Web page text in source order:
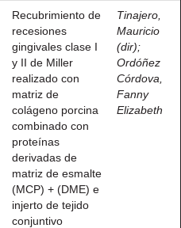
Recubrimiento de
recesiones
gingivales clase I
y II de Miller
realizado con
matriz de
colágeno porcina
combinado con
proteínas
derivadas de
matriz de esmalte
(MCP) + (DME) e
injerto de tejido
conjuntivo
Tinajero,
Mauricio
(dir);
Ordóñez
Córdova,
Fanny
Elizabeth